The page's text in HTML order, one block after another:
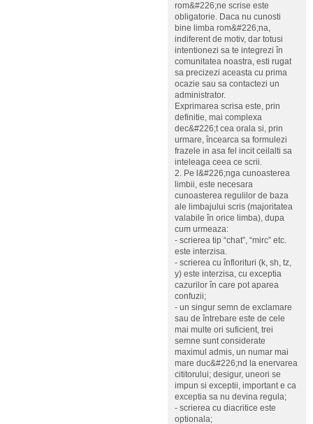
rom&#226;ne scrise este
obligatorie. Daca nu cunosti
bine limba rom&#226;na,
indiferent de motiv, dar totusi
intentionezi sa te integrezi în
comunitatea noastra, esti rugat
sa precizezi aceasta cu prima
ocazie sau sa contactezi un
administrator.
Exprimarea scrisa este, prin
definitie, mai complexa
dec&#226;t cea orala si, prin
urmare, încearca sa formulezi
frazele in asa fel incit ceilalti sa
inteleaga ceea ce scrii.
2. Pe l&#226;nga cunoasterea
limbii, este necesara
cunoasterea regulilor de baza
ale limbajului scris (majoritatea
valabile în orice limba), dupa
cum urmeaza:
- scrierea tip “chat”, “mirc” etc.
este interzisa.
- scrierea cu înflorituri (k, sh, tz,
y) este interzisa, cu exceptia
cazurilor în care pot aparea
confuzii;
- un singur semn de exclamare
sau de întrebare este de cele
mai multe ori suficient, trei
semne sunt considerate
maximul admis, un numar mai
mare duc&#226;nd la enervarea
cititorului; desigur, uneori se
impun si exceptii, important e ca
exceptia sa nu devina regula;
- scrierea cu diacritice este
optionala;